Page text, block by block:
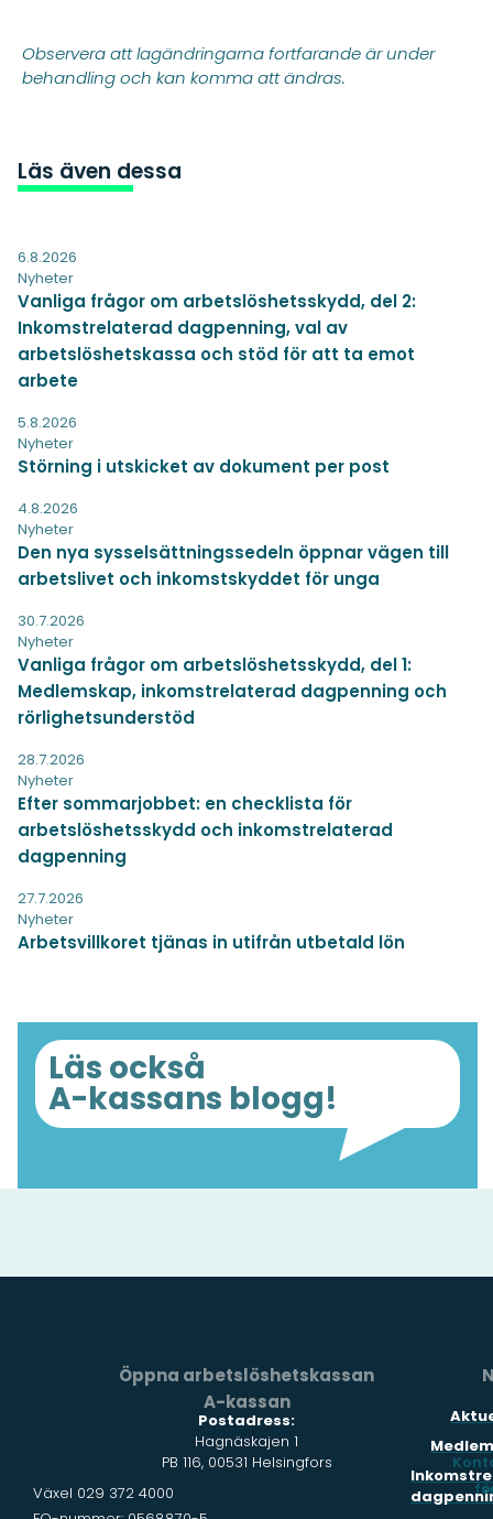
Läs även dessa
6.8.2026
Nyheter
Vanliga frågor om arbetslöshetsskydd, del 2:
Inkomstrelaterad dagpenning, val av
arbetslöshetskassa och stöd för att ta emot
arbete
5.8.2026
Nyheter
Störning i utskicket av dokument per post
4.8.2026
Nyheter
Den nya sysselsättningssedeln öppnar vägen till
arbetslivet och inkomstskyddet för unga
30.7.2026
Nyheter
Vanliga frågor om arbetslöshetsskydd, del 1:
Medlemskap, inkomstrelaterad dagpenning och
rörlighetsunderstöd
28.7.2026
Nyheter
Efter sommarjobbet: en checklista för
arbetslöshetsskydd och inkomstrelaterad
dagpenning
27.7.2026
Nyheter
Arbetsvillkoret tjänas in utifrån utbetald lön
Läs också
A-kassans blogg!
Observera att lagändringarna fortfarande är under
behandling och kan komma att ändras.
Öppna arbetslöshetskassan
A-kassan
Postadress:
Hagnäskajen 1
PB 116, 00531 Helsingfors
Växel 029 372 4000